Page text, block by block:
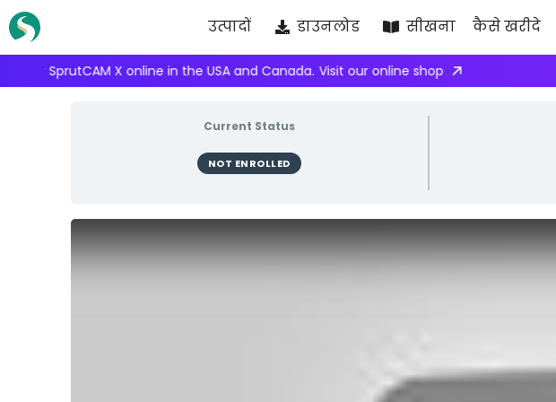
Skip
to
content
उत्पादों डाउनलोड सीखना कैसे खरीदे
We're inviting robot integrators to collaborate with us. Apply here
Current Status
NOT ENROLLED